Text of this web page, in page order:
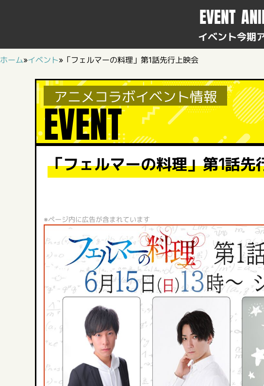
EVENT
イベント今期
ホーム»イベント» 「フェルマーの料理」第1話先行上映会
アニメコラボイベント情報
EVENT
「フェルマーの料理」第1話先
※ページ内に広告が含まれています